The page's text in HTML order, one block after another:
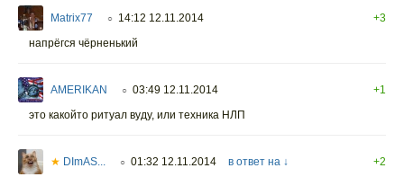
Matrix77 ○ 14:12 12.11.2014
+3
напрёгся чёрненький
AMERIKAN ○ 03:49 12.11.2014
+1
это какойто ритуал вуду, или техника НЛП
★ DImAS... ○ 01:32 12.11.2014 в ответ на ↓
+2